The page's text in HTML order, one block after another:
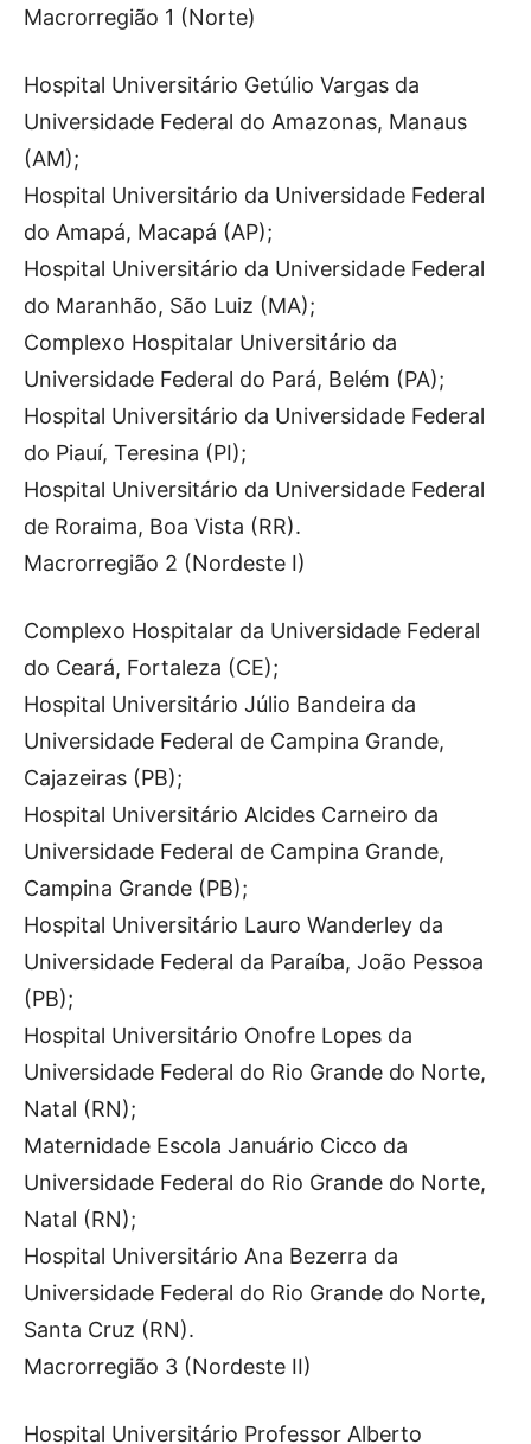
Macrorregião 1 (Norte)
Hospital Universitário Getúlio Vargas da
Universidade Federal do Amazonas, Manaus
(AM);
Hospital Universitário da Universidade Federal
do Amapá, Macapá (AP);
Hospital Universitário da Universidade Federal
do Maranhão, São Luiz (MA);
Complexo Hospitalar Universitário da
Universidade Federal do Pará, Belém (PA);
Hospital Universitário da Universidade Federal
do Piauí, Teresina (PI);
Hospital Universitário da Universidade Federal
de Roraima, Boa Vista (RR).
Macrorregião 2 (Nordeste I)
Complexo Hospitalar da Universidade Federal
do Ceará, Fortaleza (CE);
Hospital Universitário Júlio Bandeira da
Universidade Federal de Campina Grande,
Cajazeiras (PB);
Hospital Universitário Alcides Carneiro da
Universidade Federal de Campina Grande,
Campina Grande (PB);
Hospital Universitário Lauro Wanderley da
Universidade Federal da Paraíba, João Pessoa
(PB);
Hospital Universitário Onofre Lopes da
Universidade Federal do Rio Grande do Norte,
Natal (RN);
Maternidade Escola Januário Cicco da
Universidade Federal do Rio Grande do Norte,
Natal (RN);
Hospital Universitário Ana Bezerra da
Universidade Federal do Rio Grande do Norte,
Santa Cruz (RN).
Macrorregião 3 (Nordeste II)
Hospital Universitário Professor Alberto